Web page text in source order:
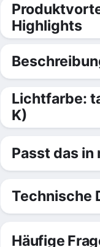
Highlights
Lichtfarbe:
K)
Passt das in
Technische
Häufige